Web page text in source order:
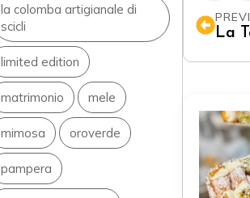
la colomba artigianale di
scicli
limited edition
matrimonio mele
mimosa oroverde
pampera
La